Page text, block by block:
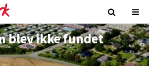
blev ikke fundet